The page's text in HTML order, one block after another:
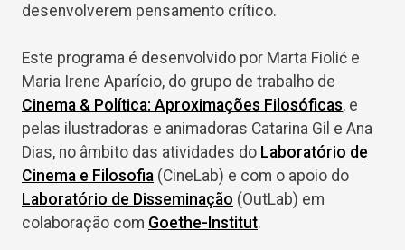
desenvolverem pensamento crítico.
Este programa é desenvolvido por Marta Fiolić e
Maria Irene Aparício, do grupo de trabalho de
Cinema & Política: Aproximações Filosóficas, e
pelas ilustradoras e animadoras Catarina Gil e Ana
Dias, no âmbito das atividades do Laboratório de
Cinema e Filosofia (CineLab) e com o apoio do
Laboratório de Disseminação (OutLab) em
colaboração com Goethe-Institut.